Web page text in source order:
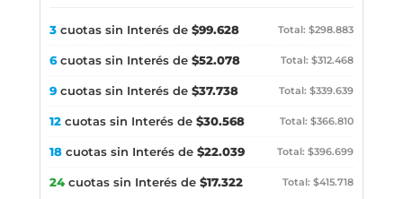
3 cuotas sin Interés de $99.628 Total: $298.883
6cuotas sin Interés de $52.078 Total: $312.468
9 cuotas sin Interés de $37.738 Total: $339.639
12 cuotas sin Interés de $30.568 Total: $366.810
18 cuotas sin Interés de $22.039 Total: $396.699
24 cuotas sin Interés de $17.322 Total: $415.718